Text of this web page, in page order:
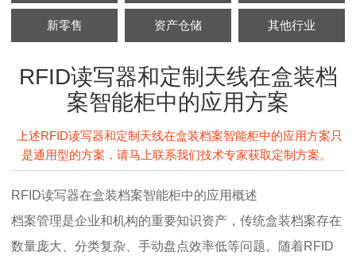
新零售 资产仓储 其他行业
RFID读写器和定制天线在盒装档
案智能柜中的应用方案
上述RFID读写器和定制天线在盒装档案智能柜中的应用方案只
是通用型的方案，请马上联系我们技术专家获取定制方案。
RFID读写器在盒装档案智能柜中的应用概述
档案管理是企业和机构的重要知识资产，传统盒装档案存在
数量庞大、分类复杂、手动盘点效率低等问题。随着RFID